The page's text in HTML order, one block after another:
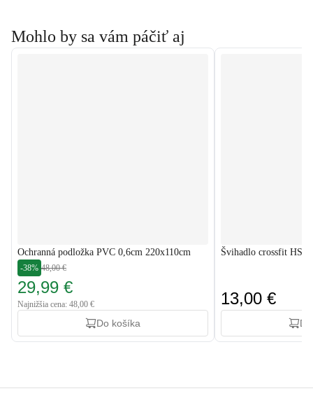
Mohlo by sa vám páčiť aj
Ochranná podložka PVC 0,6cm 220x110cm
-38% 48,00 €
29,99 €
Najnižšia cena: 48,00 €
Do košíka
Švihadlo crossfit HS-
13,00 €